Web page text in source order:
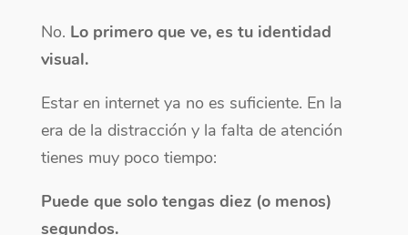
No. Lo primero que ve, es tu identidad
visual.
Estar en internet ya no es suficiente. En la
era de la distracción y la falta de atención
tienes muy poco tiempo:
Puede que solo tengas diez (o menos)
segundos.